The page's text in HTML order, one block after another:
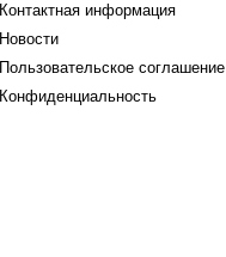
Контактная информация
Новости
Пользовательское соглашение
Конфиденциальность